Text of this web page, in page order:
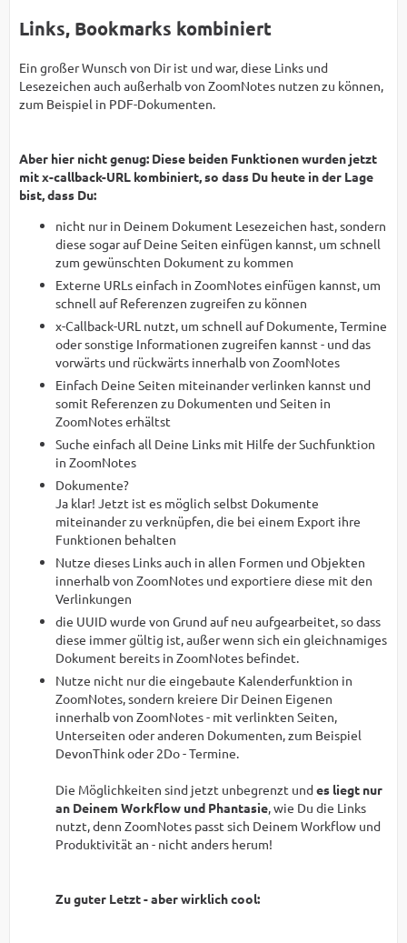
Links, Bookmarks kombiniert
Ein großer Wunsch von Dir ist und war, diese Links und
Lesezeichen auch außerhalb von ZoomNotes nutzen zu können,
zum Beispiel in PDF-Dokumenten.
Aber hier nicht genug: Diese beiden Funktionen wurden jetzt
mit x-callback-URL kombiniert, so dass Du heute in der Lage
bist, dass Du:
nicht nur in Deinem Dokument Lesezeichen hast, sondern
diese sogar auf Deine Seiten einfügen kannst, um schnell
zum gewünschten Dokument zu kommen
Externe URLs einfach in ZoomNotes einfügen kannst, um
schnell auf Referenzen zugreifen zu können
x-Callback-URL nutzt, um schnell auf Dokumente, Termine
oder sonstige Informationen zugreifen kannst - und das
vorwärts und rückwärts innerhalb von ZoomNotes
Einfach Deine Seiten miteinander verlinken kannst und
somit Referenzen zu Dokumenten und Seiten in
ZoomNotes erhältst
Suche einfach all Deine Links mit Hilfe der Suchfunktion
in ZoomNotes
Dokumente?
Ja klar! Jetzt ist es möglich selbst Dokumente
miteinander zu verknüpfen, die bei einem Export ihre
Funktionen behalten
Nutze dieses Links auch in allen Formen und Objekten
innerhalb von ZoomNotes und exportiere diese mit den
Verlinkungen
die UUID wurde von Grund auf neu aufgearbeitet, so dass
diese immer gültig ist, außer wenn sich ein gleichnamiges
Dokument bereits in ZoomNotes befindet.
Nutze nicht nur die eingebaute Kalenderfunktion in
ZoomNotes, sondern kreiere Dir Deinen Eigenen
innerhalb von ZoomNotes - mit verlinkten Seiten,
Unterseiten oder anderen Dokumenten, zum Beispiel
DevonThink oder 2Do - Termine.
Die Möglichkeiten sind jetzt unbegrenzt undes liegt nur
an Deinem Workflow und Phantasie, wie Du die Links
nutzt, denn ZoomNotes passt sich Deinem Workflow und
Produktivität an - nicht anders herum!
Zu guter Letzt - aber wirklich cool: